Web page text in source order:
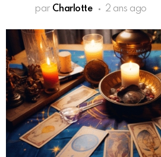
par Charlotte 2 ans ago